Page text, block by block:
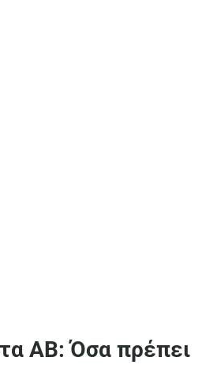
ΑΒ: Όσα πρέπει